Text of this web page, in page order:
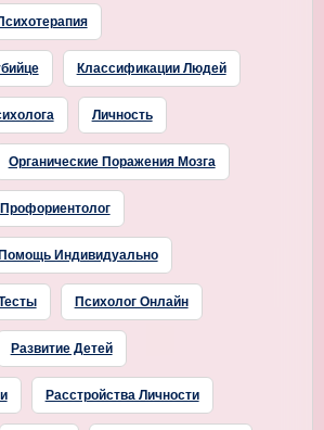
Классификации Людей
Личность
Органические Поражения Мозга
Профориентолог
Индивидуально
Психолог Онлайн
Развитие Детей
Расстройства Личности